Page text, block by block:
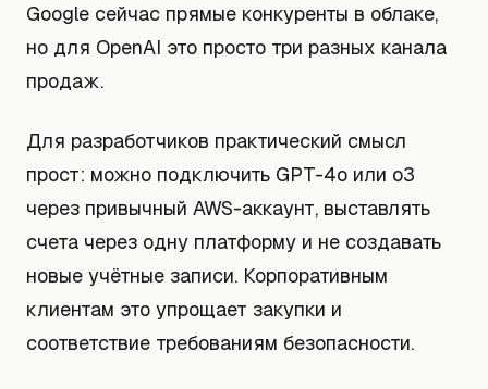
Google сейчас прямые конкуренты в облаке,
но для OpenAI это просто три разных канала
продаж.
Для разработчиков практический смысл
прост: можно подключить GPT-4o или o3
через привычный AWS-аккаунт, выставлять
счета через одну платформу и не создавать
новые учётные записи. Корпоративным
клиентам это упрощает закупки и
соответствие требованиям безопасности.